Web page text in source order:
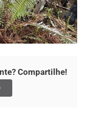
Compartilhe!